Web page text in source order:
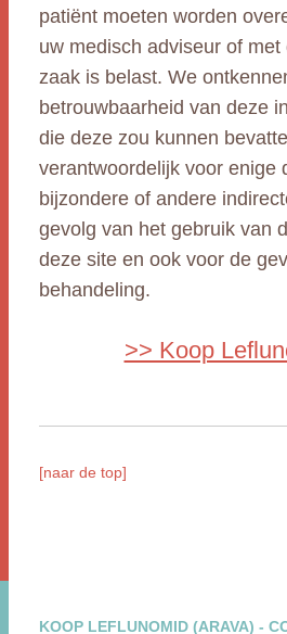
patiënt moeten worden
uw medisch adviseur of
zaak is belast. We
betrouwbaarheid van deze
die deze zou kunnen
verantwoordelijk voor enige
bijzondere of andere
gevolg van het gebruik van
deze site en ook voor de
behandeling.
>> Koop
[naar de top]
KOOP LEFLUNOMID (ARAVA) -